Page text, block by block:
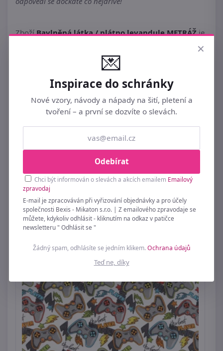
ZbožíBavlněná látka / plátno levandule METRÁŽje,
pokud je skladem, expedováno v pracovní dny přes PPL
do 12 hodin. Výjimečně se expedice může uskutečnit
později. Objednávku doručí služba PPL v následujícím
pracovním dni. A víte co je nejlepší? ZbožíBavlněná
látka / plátno levandule METRÁŽ
můžete mít za
skvělou internetovou cenu! Nakupujte chytře a vše si
pořiďte v eshopu
Bexis.cz .
Podobné ►LÁTKY BAVLNĚNÉ
×
💌
Inspirace do schránky
Nové vzory, návody a nápady na šití, pletení a
tvoření – a první se dozvíte o slevách.
Odebírat
Chci být informován o slevách a akcích emailem Emailový
zpravodaj
E-mail je zpracováván při vyřizování objednávky a pro účely
společnosti Bexis - Mikaton s.r.o. | Z emailového zpravodaje se
můžete, kdykoliv odhlásit - kliknutím na odkaz v patičce
newsletteru " Odhlásit se "
Žádný spam, odhlásíte se jedním klikem.Ochrana údajů
Teď ne, díky